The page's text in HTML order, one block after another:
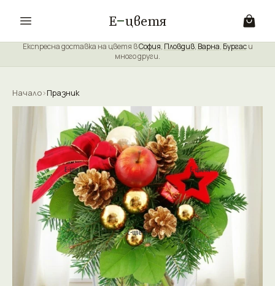
Е цветя
Експресна доставка на цветя вСофия, Пловдив, Варна, Бургаси
много други.
Начало›Празник